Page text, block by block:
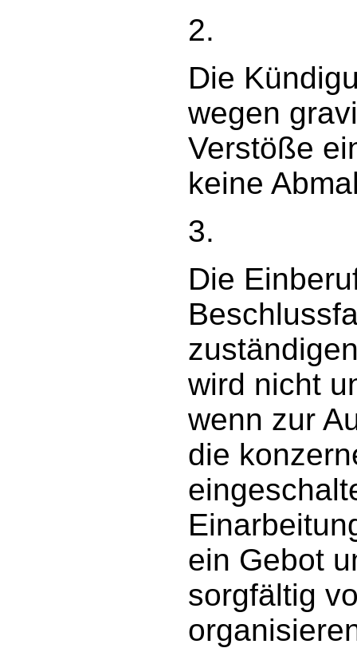
2.
Die
wegen
Verstöße
keine
3.
Die
wird nicht
wenn zur
die
ein Gebot
sorgfältig